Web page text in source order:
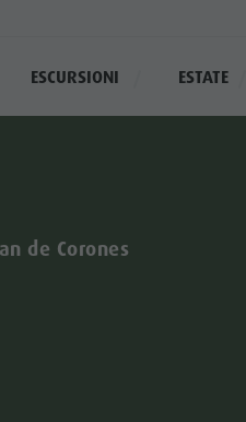
ESCURSIONI ESTATE
de Corones